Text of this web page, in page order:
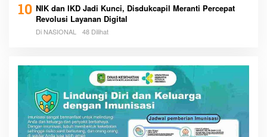
10 NIK dan IKD Jadi Kunci, Disdukcapil Meranti Percepat
Revolusi Layanan Digital
Di NASIONAL 48 Dilihat